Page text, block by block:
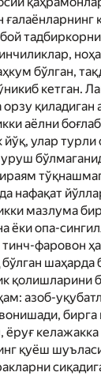
ғалаёнларнинг
бўлган,
кетган.
орзу қиладиган
аёлни
улар
нафақат
мазлума
ёки опа-
фаровон
бўлган
қолишларини
азоб-
ёруғ
қуёш